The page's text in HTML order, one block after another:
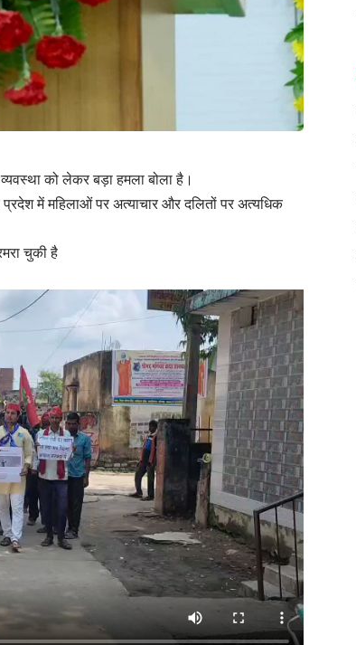
को लेकर बड़ा हमला बोला है।
में महिलाओं पर अत्याचार और दलितों पर अत्यधिक
चुकी है